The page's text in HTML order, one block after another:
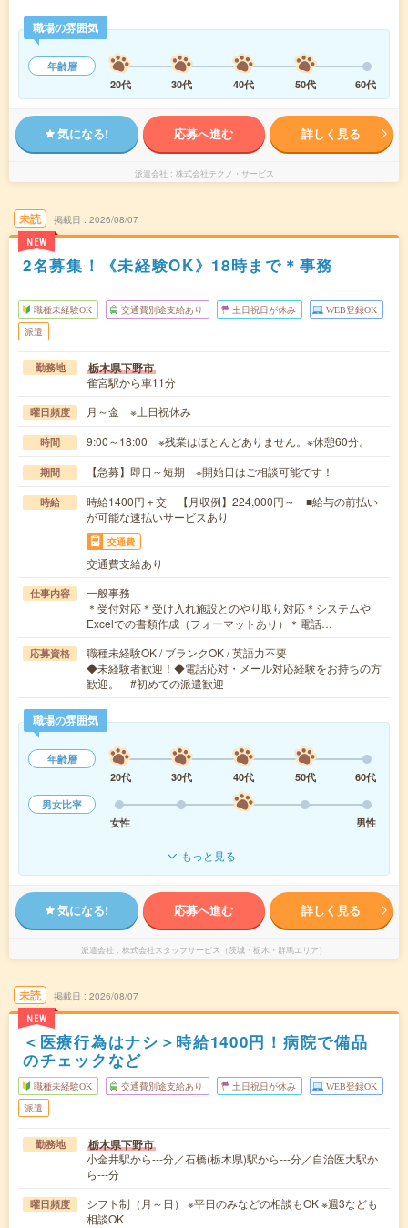
職場の雰囲気
年齢層
20代
30代 40代 50代 60代
気になる! 応募へ進む 詳しく見る
派遣会社 株式会社テクノ・サービス
未読
NEW
掲載日 2026/08/07
2名募集！《未経験OK》18時まで＊事務
職種未経験OK 交通費別途支給あり 土日祝日が休み WEB登録OK
派遣
勤務地 栃木県下野市
雀宮駅から車11分
曜日頻度 月～金 ※土日祝休み
時間 9:00～18:00 ※残業はほとんどありません。※休憩60分。
期間 【急募】即日～短期 ※開始日はご相談可能です！
時給
時給1400円＋交 【月収例】224,000円～ ■給与の前払い
が可能な速払いサービスあり
交通費
交通費支給あり
仕事内容
一般事務
＊受付対応＊受け入れ施設とのやり取り対応＊システムや
Excelでの書類作成（フォーマットあり）＊電話…
応募資格
職種未経験OK / ブランクOK / 英語力不要
◆未経験者歓迎！◆電話応対・メール対応経験をお持ちの方
歓迎。 #初めての派遣歓迎
職場の雰囲気
年齢層
20代
30代 40代 50代
60代
男女比率
女性
男性
もっと見る
気になる! 応募へ進む 詳しく見る
派遣会社 株式会社スタッフサービス（茨城・栃木・群馬エリア）
未読
NEW
掲載日 2026/08/07
＜医療行為はナシ＞時給1400円！病院で備品
のチェックなど
職種未経験OK 交通費別途支給あり 土日祝日が休み WEB登録OK
派遣
勤務地 栃木県下野市
小金井駅から---分／石橋(栃木県)駅から---分／自治医大駅か
ら---分
曜日頻度
シフト制（月～日） ※平日のみなどの相談もOK ※週3なども
相談OK